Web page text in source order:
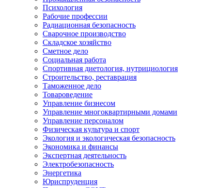
Психология
Рабочие профессии
Радиационная безопасность
Сварочное производство
Складское хозяйство
Сметное дело
Социальная работа
Спортивная диетология, нутрициология
Строительство, реставрация
Таможенное дело
Товароведение
Управление бизнесом
Управление многоквартирными домами
Управление персоналом
Физическая культура и спорт
Экология и экологическая безопасность
Экономика и финансы
Экспертная деятельность
Электробезопасность
Энергетика
Юриспруденция